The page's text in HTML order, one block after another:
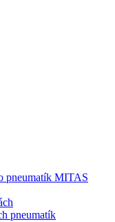
pneumatík MITAS
pneumatík